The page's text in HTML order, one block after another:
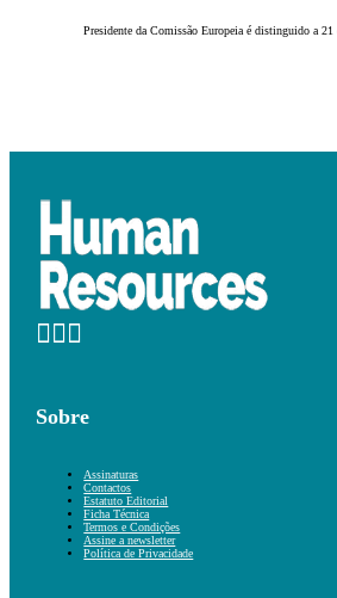
Presidente da Comissão Europeia é distinguido a 21
Sobre
Assinaturas
Contactos
Estatuto Editorial
Ficha Técnica
Termos e Condições
Assine a newsletter
Política de Privacidade